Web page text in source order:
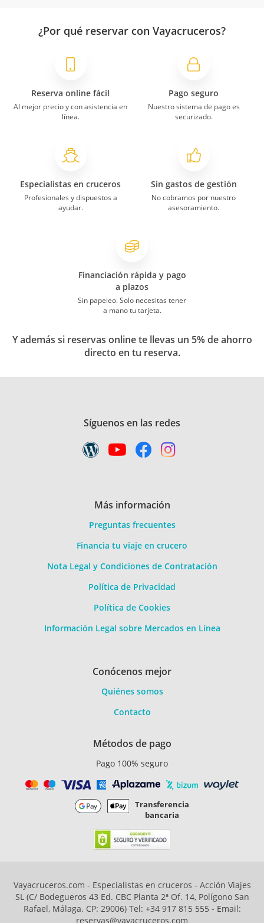
¿Por qué reservar con Vayacruceros?
Reserva online fácil
Al mejor precio y con asistencia en
línea.
Pago seguro
Nuestro sistema de pago es
securizado.
Especialistas en cruceros
Profesionales y dispuestos a
ayudar.
Sin gastos de gestión
No cobramos por nuestro
asesoramiento.
Financiación rápida y pago
a plazos
Sin papeleo. Solo necesitas tener
a mano tu tarjeta.
Y además si reservas online te llevas un 5% de ahorro
directo en tu reserva.
Síguenos en las redes
Más información
Preguntas frecuentes
Financia tu viaje en crucero
Nota Legal y Condiciones de Contratación
Política de Privacidad
Política de Cookies
Información Legal sobre Mercados en Línea
Conócenos mejor
Quiénes somos
Contacto
Métodos de pago
Pago 100% seguro
Transferencia
bancaria
Vayacruceros.com - Especialistas en cruceros - Acción Viajes
SL (C/ Bodegueros 43 Ed. CBC Planta 2ª Of. 14, Polígono San
Rafael, Málaga. CP: 29006) Tel: +34 917 815 555 - Email:
reservas@vayacruceros.com